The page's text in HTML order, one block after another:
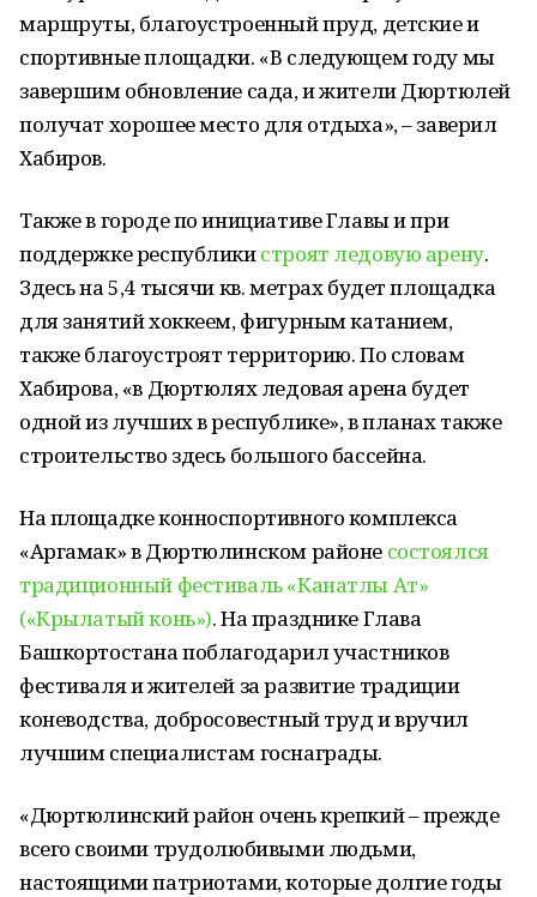
маршруты, благоустроенный пруд, детские и
спортивные площадки. «В следующем году мы
завершим обновление сада, и жители Дюртюлей
получат хорошее место для отдыха», – заверил
Хабиров.
Также в городе по инициативе Главы и при
поддержке республикистроят ледовую арену.
Здесь на 5,4 тысячи кв. метрах будет площадка
для занятий хоккеем, фигурным катанием,
также благоустроят территорию. По словам
Хабирова, «в Дюртюлях ледовая арена будет
одной из лучших в республике», в планах также
строительство здесь большого бассейна.
На площадке конноспортивного комплекса
«Аргамак» в Дюртюлинском районе состоялся
традиционный фестиваль «Канатлы Ат»
(«Крылатый конь»). На празднике Глава
Башкортостана поблагодарил участников
фестиваля и жителей за развитие традиции
коневодства, добросовестный труд и вручил
лучшим специалистам госнаграды.
«Дюртюлинский район очень крепкий – прежде
всего своими трудолюбивыми людьми,
настоящими патриотами, которые долгие годы